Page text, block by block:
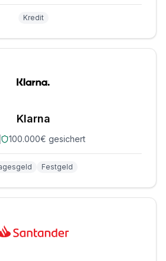
Kredit
Klarna
100.000€ gesichert
Festgeld